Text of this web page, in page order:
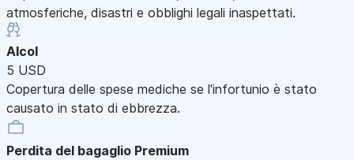
atmosferiche, disastri e obblighi legali inaspettati.
Alcol
5 USD
Copertura delle spese mediche se l'infortunio è stato
causato in stato di ebbrezza.
Perdita del bagaglio Premium